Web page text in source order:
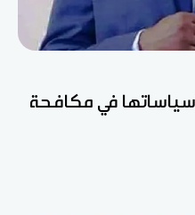
سياساتها في مكافحة